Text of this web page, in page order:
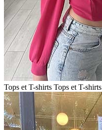
Tops et T-shirts Tops et T-shirts